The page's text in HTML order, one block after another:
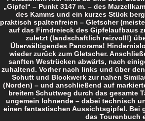
„Gipfel“ – Punkt 3147 m. – des
des Kamms und ein kurzes Stück
praktisch spaltenfreien – Gletscher
auf das Firndreieck des Gipfelaufbaus
zuletzt (landschaftlich reizvoll!)
Überwältigendes Panorama!
wieder zurück zum Gletscher.
sanften Westrücken abwärts, nach
zuhaltend. Vorher nach links und über
Schutt und Blockwerk zur nahen
(Norden) – und anschließend auf
breitem Schuttweg durch das gesamte
ungemein lohnende – dabei technisch
einen fantastischen Aussichtsgipfel. Bei
das Tourenbuch